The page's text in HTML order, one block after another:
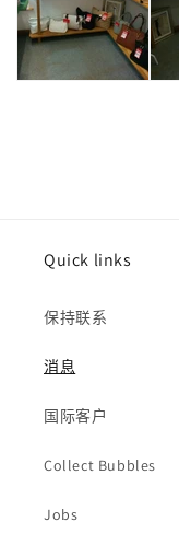
Quick links
保持联系
消息
国际客户
Collect Bubbles
Jobs